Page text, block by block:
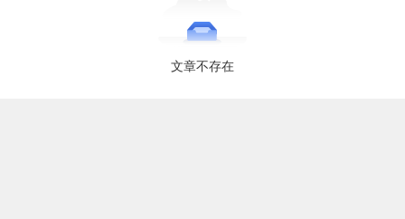
文章不存在